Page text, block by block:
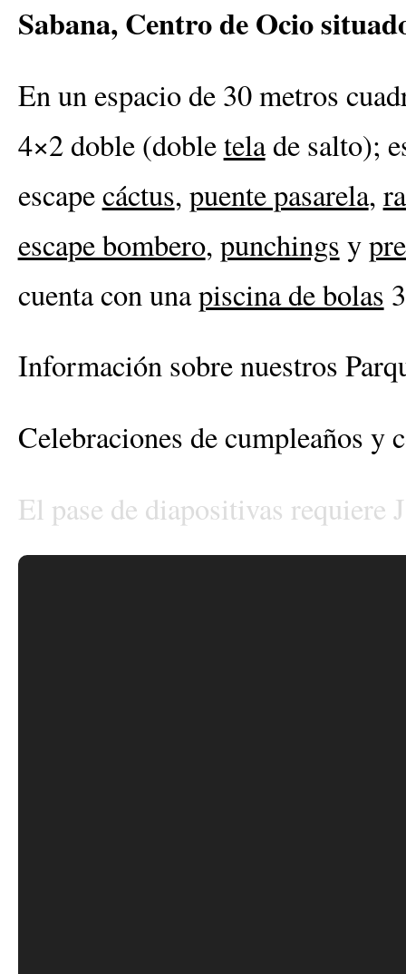
Sabana, Centro de Ocio
En un espacio de 30 metros
4×2 doble (dobletelade salto);
escapecáctus, puente pasarela,
escape bombero, punchings y
cuenta con unapiscina de bolas
Información sobre nuestros
Celebraciones de cumpleaños y
El pase de diapositivas requiere